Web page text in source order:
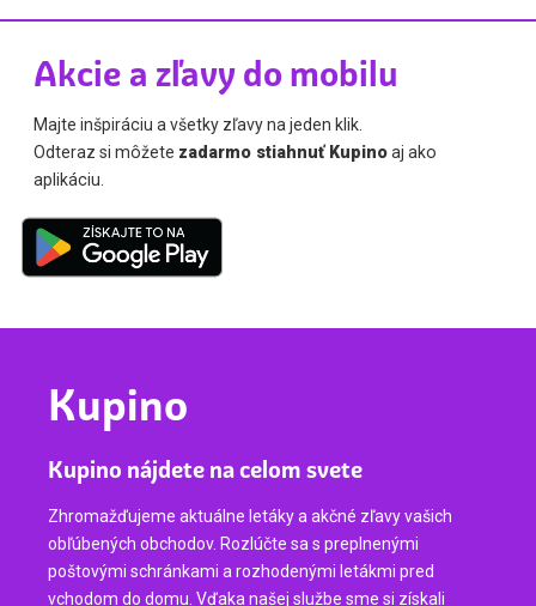
Akcie a zľavy do mobilu
Majte inšpiráciu a všetky zľavy na jeden klik.
Odteraz si môžete zadarmo stiahnuť Kupinoaj ako
aplikáciu.
Kupino
Kupino nájdete na celom svete
Zhromažďujeme aktuálne letáky a akčné zľavy vašich
obľúbených obchodov. Rozlúčte sa s preplnenými
poštovými schránkami a rozhodenými letákmi pred
vchodom do domu. Vďaka našej službe sme si získali